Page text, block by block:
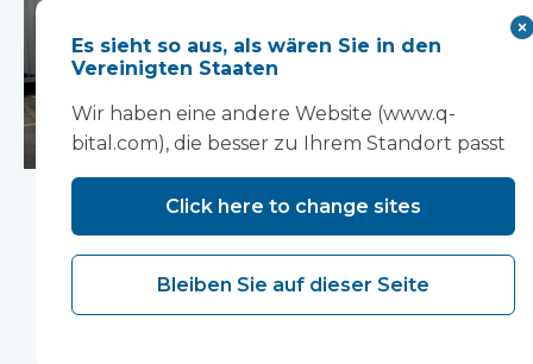
Laminar-Flow-
Theater auf den
Shetlandinseln
Es sieht so aus, als wären Sie in den
Vereinigten Staaten
Wir haben eine andere Website (www.q-
bital.com), die besser zu Ihrem Standort passt
Click here to change sites
Bleiben Sie auf dieser Seite